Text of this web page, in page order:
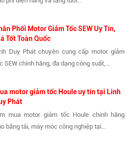
Phối Motor Giảm Tốc SEW Uy Tín,
Tốt Toàn Quốc
Duy Phát chuyên cung cấp motor giảm
SEW chính hãng, đa dạng công suất,...
motor giảm tốc Houle uy tín tại Linh
Phát
mua motor giảm tốc Houle chính hãng
băng tải, máy móc công nghiệp tại...